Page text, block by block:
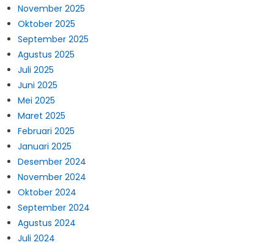
November 2025
Oktober 2025
September 2025
Agustus 2025
Juli 2025
Juni 2025
Mei 2025
Maret 2025
Februari 2025
Januari 2025
Desember 2024
November 2024
Oktober 2024
September 2024
Agustus 2024
Juli 2024